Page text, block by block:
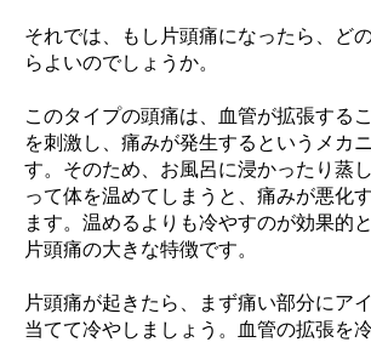
それでは、もし片頭痛になったら、ど
らよいのでしょうか。
このタイプの頭痛は、血管が拡張する
を刺激し、痛みが発生するというメカ
す。そのため、お風呂に浸かったり蒸
って体を温めてしまうと、痛みが悪化
ます。温めるよりも冷やすのが効果的
片頭痛の大きな特徴です。
片頭痛が起きたら、まず痛い部分にア
当てて冷やしましょう。血管の拡張を